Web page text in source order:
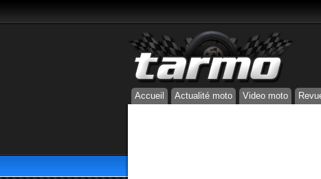
Accueil Actualité moto Video moto